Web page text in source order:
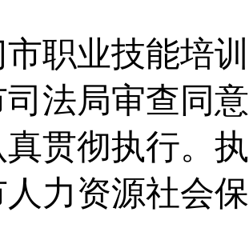
市职业技能培
司法局审查同
真贯彻执行。
力资源社会